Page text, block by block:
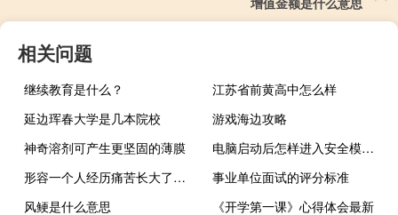
相关问题
继续教育是什么？
江苏省前黄高中怎么样
延边珲春大学是几本院校
游戏海边攻略
神奇溶剂可产生更坚固的薄膜
电脑启动后怎样进入安全模式 电脑怎么进入安全模式
形容一个人经历痛苦长大了用什么诗句描
事业单位面试的评分标准
风鲠是什么意思
《开学第一课》心得体会最新